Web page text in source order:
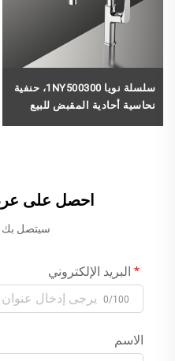
سلسلة نويا 1NY500300، حنفية
نحاسية أحادية المقبض للبيع
احصل على
سيتصل بك
البريد الإلكتروني
0/100
الاسم